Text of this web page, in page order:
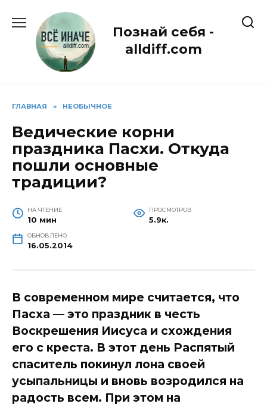
содержанию
Познай себя -
alldiff.com
ГЛАВНАЯ » НЕОБЫЧНОЕ
Ведические корни
праздника Пасхи. Откуда
пошли основные
традиции?
НА ЧТЕНИЕ
10 мин
ПРОСМОТРОВ
5.9к.
ОБНОВЛЕНО
16.05.2014
В современном мире считается, что
Пасха — это праздник в честь
Воскрешения Иисуса и схождения
его с креста. В этот день Распятый
спаситель покинул лона своей
усыпальницы и вновь возродился на
радость всем. При этом на